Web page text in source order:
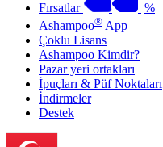
Fırsatlar
%
Ashampoo® App
Çoklu Lisans
Ashampoo Kimdir?
Pazar yeri ortakları
İpuçları & Püf Noktaları
İndirmeler
Destek